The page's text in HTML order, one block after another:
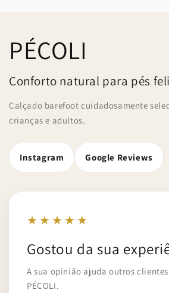
PÉCOLI
Conforto natural para pés
Calçado barefoot cuidadosamente
crianças e adultos.
Instagram Google Reviews
★★★★★
Gostou da sua
A sua opinião ajuda outros
PÉCOLI.